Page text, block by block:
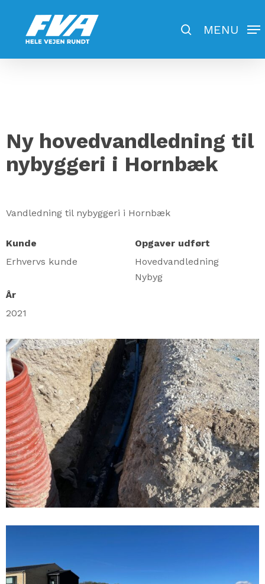
search
MENU
Ny hovedvandledning til
nybyggeri i Hornbæk
Vandledning til nybyggeri i Hornbæk
Kunde
Erhvervs kunde
År
2021
Opgaver udført
Hovedvandledning
Nybyg
Close